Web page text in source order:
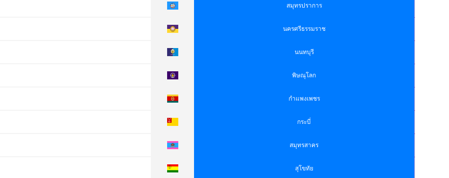
สมุทรปราการ
นครศรีธรรมราช
นนทบุรี
พิษณุโลก
กำแพงเพชร
กระบี่
สมุทรสาคร
สุโขทัย